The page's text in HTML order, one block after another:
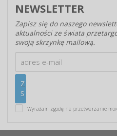
NEWSLETTER
Zapisz się do naszego
aktualności ze świata
swoją skrzynkę mailową.
Wyrażam zgodę na przetwarzanie